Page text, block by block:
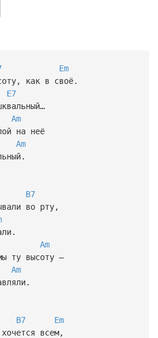
Em
как в своё.
E7
Am
на неё
Am
B7
во рту,
Am
ту высоту —
Am
B7
Em
всем,